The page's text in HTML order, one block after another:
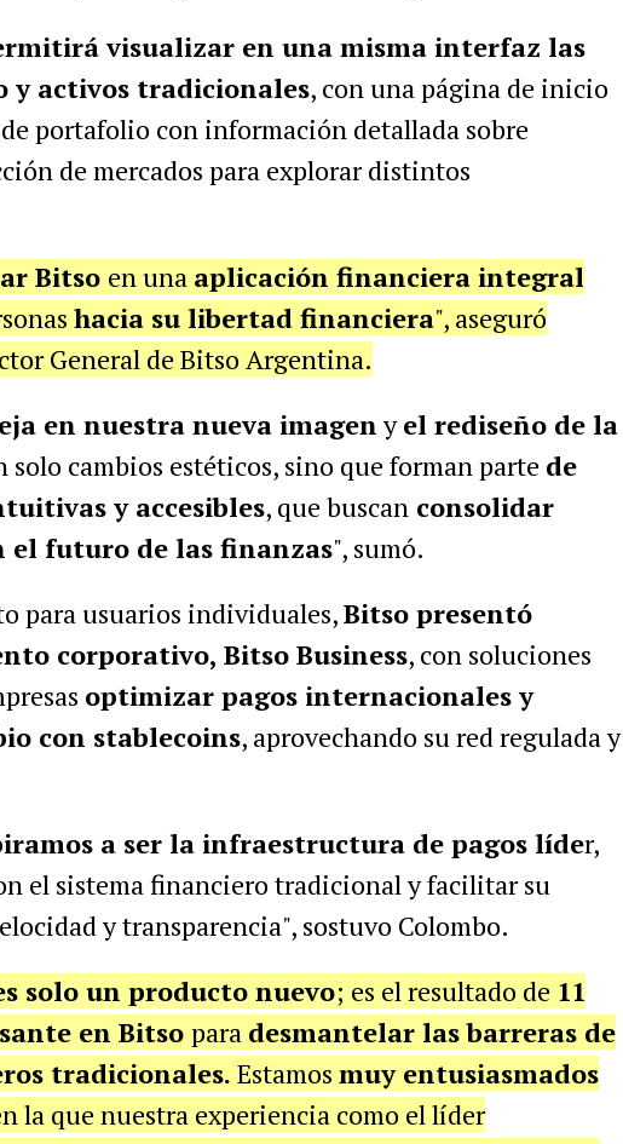
visualizar en una misma interfaz las
y activos tradicionales, con una página de inicio
portafolio con información detallada sobre
de mercados para explorar distintos
Bitso en una aplicación financiera integral
hacia su libertad financiera", aseguró
General de Bitso Argentina.
en nuestra nueva imagenyel rediseño de la
solo cambios estéticos, sino que forman parte de
y accesibles, que buscanconsolidar
el futuro de las finanzas", sumó.
para usuarios individuales,Bitso presentó
corporativo, Bitso Business, con soluciones
optimizar pagos internacionales y
con stablecoins, aprovechando su red regulada y
a ser la infraestructura de pagos líder,
el sistema financiero tradicional y facilitar su
y transparencia", sostuvo Colombo.
solo un producto nuevo; es el resultado de 11
en Bitso para desmantelar las barreras de
tradicionales. Estamos muy entusiasmados
la que nuestra experiencia como el líder